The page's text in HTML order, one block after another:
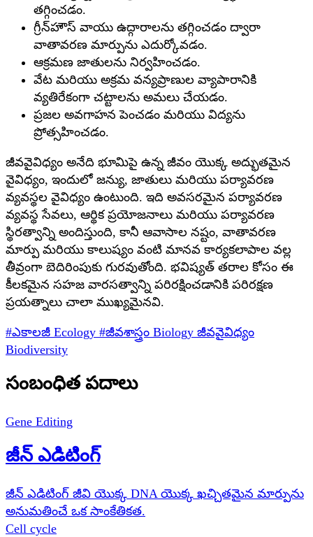
తగ్గించడం.
గ్రీన్‌హౌస్ వాయు ఉద్గారాలను తగ్గించడం ద్వారా
వాతావరణ మార్పును ఎదుర్కోవడం.
ఆక్రమణ జాతులను నిర్వహించడం.
వేట మరియు అక్రమ వన్యప్రాణుల వ్యాపారానికి
వ్యతిరేకంగా చట్టాలను అమలు చేయడం.
ప్రజల అవగాహన పెంచడం మరియు విద్యను
ప్రోత్సహించడం.
జీవవైవిధ్యం అనేది భూమిపై ఉన్న జీవం యొక్క అద్భుతమైన
వైవిధ్యం, ఇందులో జన్యు, జాతులు మరియు పర్యావరణ
వ్యవస్థల వైవిధ్యం ఉంటుంది. ఇది అవసరమైన పర్యావరణ
వ్యవస్థ సేవలు, ఆర్థిక ప్రయోజనాలు మరియు పర్యావరణ
స్థిరత్వాన్ని అందిస్తుంది, కానీ ఆవాసాల నష్టం, వాతావరణ
మార్పు మరియు కాలుష్యం వంటి మానవ కార్యకలాపాల వల్ల
తీవ్రంగా బెదిరింపుకు గురవుతోంది. భవిష్యత్ తరాల కోసం ఈ
కీలకమైన సహజ వారసత్వాన్ని పరిరక్షించడానికి పరిరక్షణ
ప్రయత్నాలు చాలా ముఖ్యమైనవి.
#ఎకాలజీ Ecology #జీవశాస్త్రం Biology జీవవైవిధ్యం
Biodiversity
సంబంధిత పదాలు
Gene Editing
జీన్ ఎడిటింగ్
జీన్ ఎడిటింగ్ జీవి యొక్క DNA యొక్క ఖచ్చితమైన మార్పును
అనుమతించే ఒక సాంకేతికత.
Cell cycle